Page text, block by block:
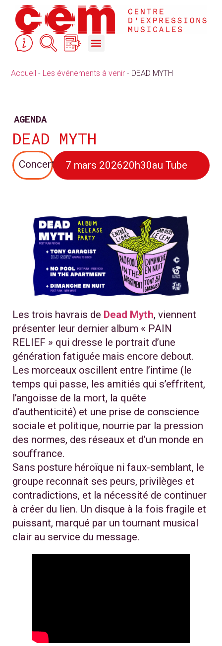
Accueil - Les événements à venir - DEAD MYTH
AGENDA
DEAD MYTH
Concert 7 mars 202620h30au Tube
Les trois havrais de Dead Myth, viennent
présenter leur dernier album « PAIN
RELIEF » qui dresse le portrait d’une
génération fatiguée mais encore debout.
Les morceaux oscillent entre l’intime (le
temps qui passe, les amitiés qui s’effritent,
l’angoisse de la mort, la quête
d’authenticité) et une prise de conscience
sociale et politique, nourrie par la pression
des normes, des réseaux et d’un monde en
souffrance.
Sans posture héroïque ni faux-semblant, le
groupe reconnait ses peurs, privilèges et
contradictions, et la nécessité de continuer
à créer du lien. Un disque à la fois fragile et
puissant, marqué par un tournant musical
clair au service du message.